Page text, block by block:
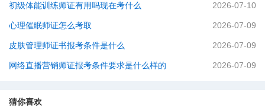
初级体能训练师证有用吗现在考什么 2026-07-10
心理催眠师证怎么考取 2026-07-09
皮肤管理师证书报考条件是什么 2026-07-09
网络直播营销师证报考条件要求是什么样的 2026-07-09
猜你喜欢